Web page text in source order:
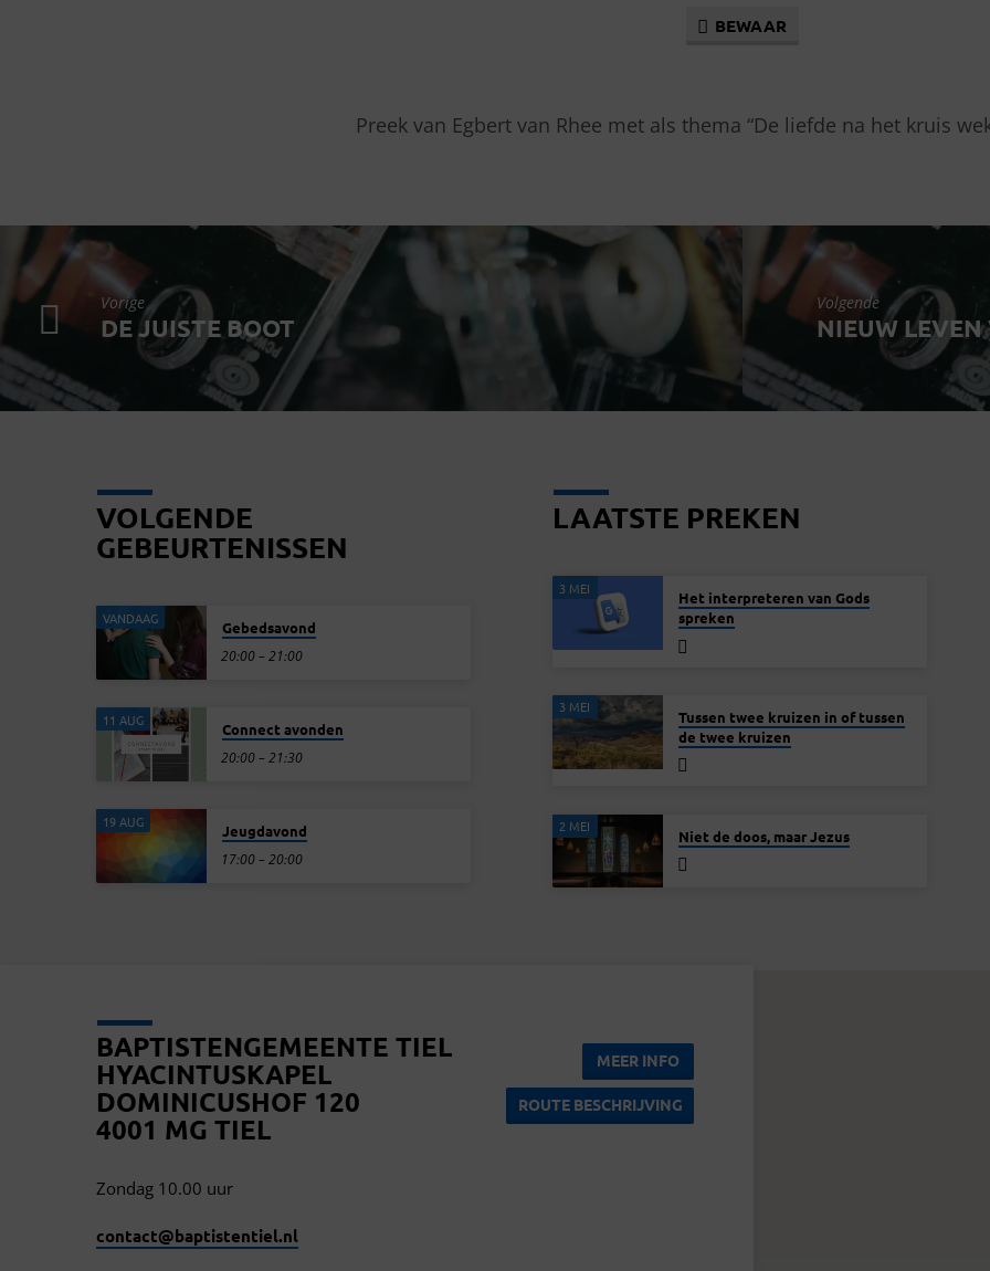
LEVEN
BEWAAR
Preek van Egbert van Rhee met als thema “De liefde na het kruis
Vorige
DE JUISTE BOOT
Volgende
NIEUW
VOLGENDE
GEBEURTENISSEN
VANDAAG
Gebedsavond
20:00 – 21:00
11 AUG
Connect avonden
20:00 – 21:30
19 AUG
Jeugdavond
17:00 – 20:00
LAATSTE PREKEN
3 MEI
Het interpreteren van Gods
spreken
3 MEI
Tussen twee kruizen in of tussen
de twee kruizen
2 MEI
Niet de doos, maar Jezus
BAPTISTENGEMEENTE TIEL
HYACINTUSKAPEL
DOMINICUSHOF 120
4001 MG TIEL
MEER INFO
ROUTE BESCHRIJVING
Zondag 10.00 uur
contact​@baptistentiel.nl